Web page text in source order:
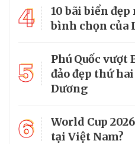
4
10 bãi biển
bình chọn của
5
Phú Quốc
đảo đẹp thứ
Dương
6
World Cup
tại Việt Nam?